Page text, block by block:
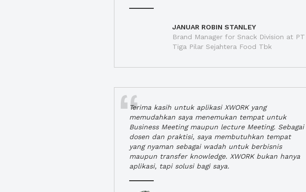
JANUAR ROBIN STANLEY
Brand Manager for Snack Division at PT
Tiga Pilar Sejahtera Food Tbk
Terima kasih untuk aplikasi XWORK yang
memudahkan saya menemukan tempat untuk
Business Meeting maupun lecture Meeting. Sebagai
dosen dan praktisi, saya membutuhkan tempat
yang nyaman sebagai wadah untuk berbisnis
maupun transfer knowledge. XWORK bukan hanya
aplikasi, tapi solusi bagi saya.